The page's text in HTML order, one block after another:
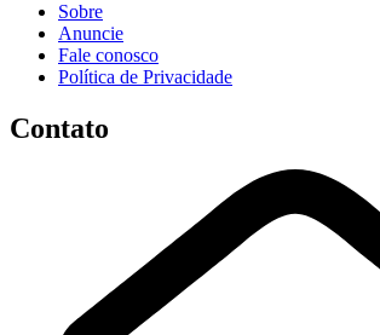
Sobre
Anuncie
Fale conosco
Política de Privacidade
Contato